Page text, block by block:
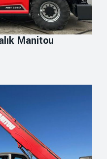
Manitou